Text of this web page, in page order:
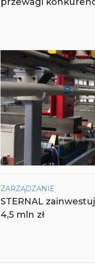
ZARZĄDZANIE
STERNAL
4,5 mln zł